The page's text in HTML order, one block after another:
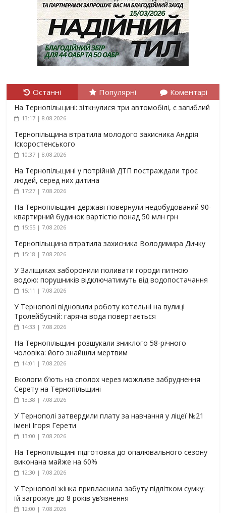
Останні Популярні Коментарі
На Тернопільщині: зіткнулися три автомобілі, є загиблий
13:17 | 8.08.2026
Тернопільщина втратила молодого захисника Андрія
Іскоростенського
10:37 | 8.08.2026
На Тернопільщині у потрійній ДТП постраждали троє
людей, серед них дитина
17:27 | 7.08.2026
На Тернопільщині державі повернули недобудований 90-
квартирний будинок вартістю понад 50 млн грн
15:55 | 7.08.2026
Тернопільщина втратила захисника Володимира Дичку
15:18 | 7.08.2026
У Заліщиках заборонили поливати городи питною
водою: порушників відключатимуть від водопостачання
15:11 | 7.08.2026
У Тернополі відновили роботу котельні на вулиці
Тролейбусній: гаряча вода повертається
14:33 | 7.08.2026
На Тернопільщині розшукали зниклого 58-річного
чоловіка: його знайшли мертвим
14:01 | 7.08.2026
Екологи б’ють на сполох через можливе забруднення
Серету на Тернопільщині
13:38 | 7.08.2026
У Тернополі затвердили плату за навчання у ліцеї №21
імені Ігоря Герети
13:00 | 7.08.2026
На Тернопільщині підготовка до опалювального сезону
виконана майже на 60%
12:30 | 7.08.2026
У Тернополі жінка привласнила забуту підлітком сумку:
їй загрожує до 8 років ув’язнення
12:00 | 7.08.2026